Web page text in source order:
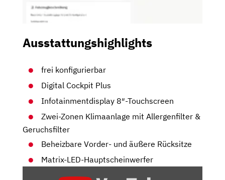
Ausstattungshighlights
frei konfigurierbar
Digital Cockpit Plus
Infotainmentdisplay 8″-Touchscreen
Zwei-Zonen Klimaanlage mit Allergenfilter &
Geruchsfilter
Beheizbare Vorder- und äußere Rücksitze
Matrix-LED-Hauptscheinwerfer